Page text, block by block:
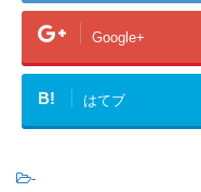
Google+
B! はてブ
-